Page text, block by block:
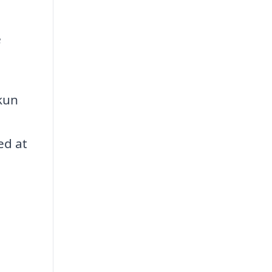
at